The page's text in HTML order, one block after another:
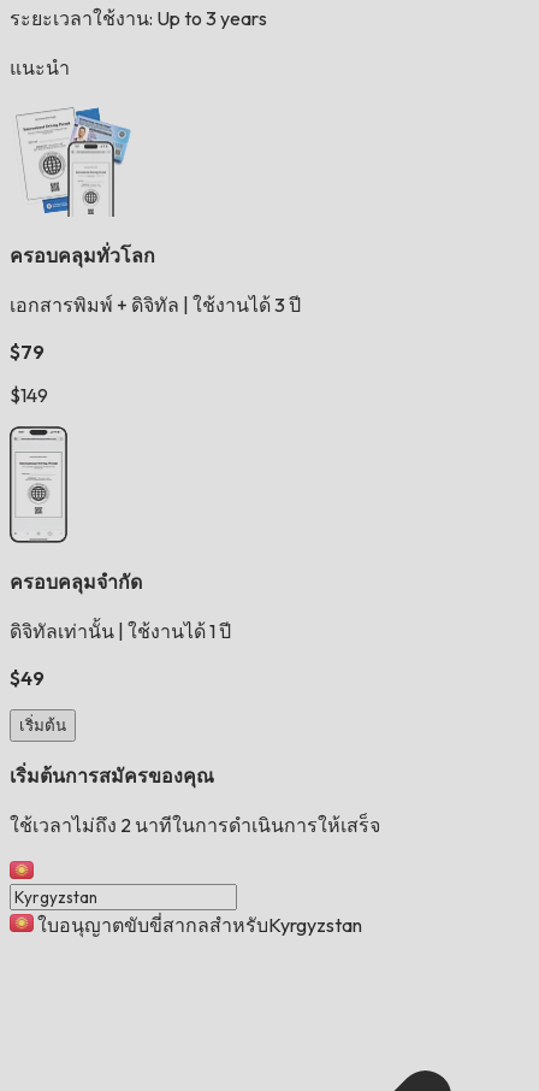
ระยะเวลาใช้งาน: Up to 3 years
แนะนำ
ครอบคลุมทั่วโลก
เอกสารพิมพ์ + ดิจิทัล ใช้งานได้ 3 ปี
$79
$149
ครอบคลุมจำกัด
ดิจิทัลเท่านั้น ใช้งานได้ 1 ปี
$49
เริ่มต้น
เริ่มต้นการสมัครของคุณ
ใช้เวลาไม่ถึง 2 นาทีในการดำเนินการให้เสร็จ
ใบอนุญาตขับขี่สากลสำหรับKyrgyzstan